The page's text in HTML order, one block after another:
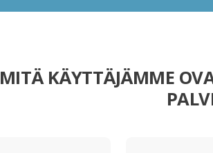
MITÄ KÄYTTÄJÄMME